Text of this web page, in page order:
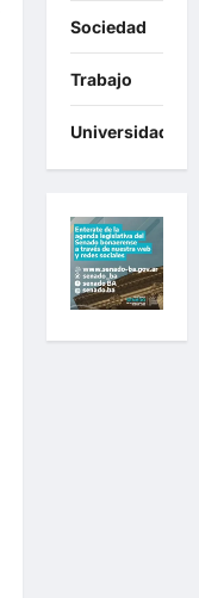
Sociedad
Trabajo
Universidades